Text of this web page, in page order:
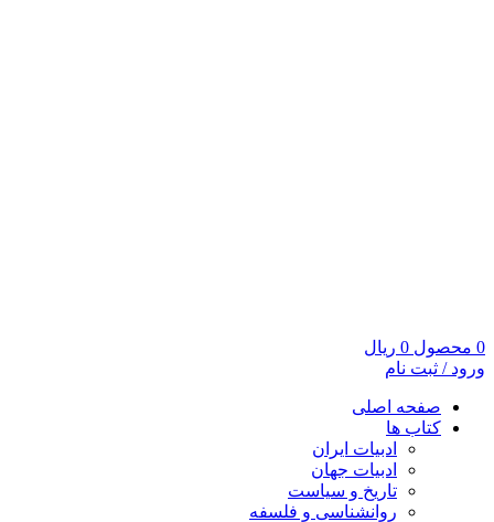
0 محصول 0 ریال
ورود / ثبت نام
صفحه اصلی
کتاب ها
ادبیات ایران
ادبیات جهان
تاریخ و سیاست
روانشناسی و فلسفه